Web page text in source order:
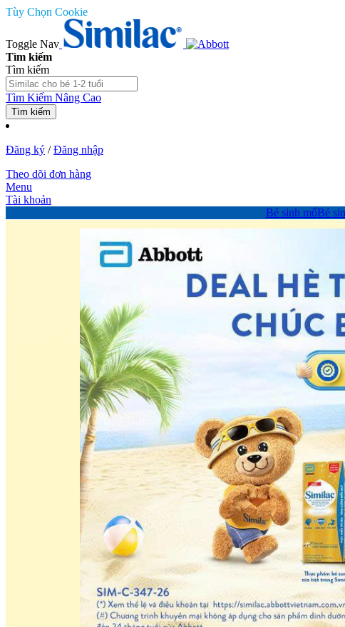
Tùy Chọn Cookie
Toggle Nav
Tìm kiếm
Tìm kiếm
Tìm Kiếm Nâng Cao
Tìm kiếm
Đăng ký /Đăng nhập
Theo dõi đơn hàng
Menu
Tài khoản
Bé sinh mổBé